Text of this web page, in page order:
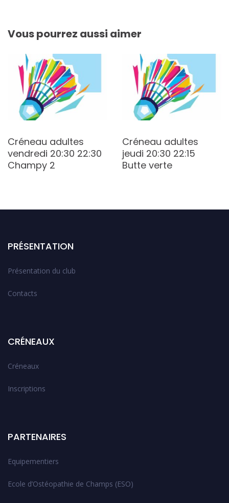
Vous pourrez aussi aimer
Créneau adultes
vendredi 20:30 22:30
Champy 2
Créneau adultes
jeudi 20:30 22:15
Butte verte
PRÉSENTATION
Présentation du club
Contacts
CRÉNEAUX
Créneaux
Inscriptions
PARTENAIRES
Equipementiers
Ecole d’Ostéopathie de Champs (ESO)